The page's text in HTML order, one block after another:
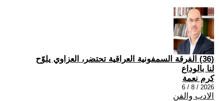
(36) الفرقة السمفونية العراقية تحتضر، العزاوي يلوّح
لنا بالوداع
كرم نعمة
2026 / 8 / 6
الادب والفن